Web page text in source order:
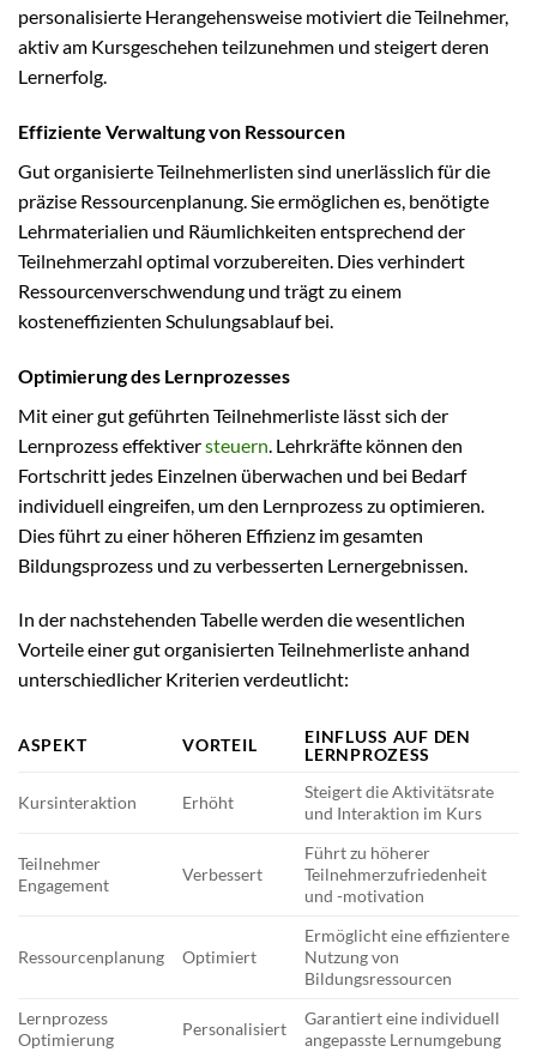
personalisierte Herangehensweise motiviert die Teilnehmer,
aktiv am Kursgeschehen teilzunehmen und steigert deren
Lernerfolg.
Effiziente Verwaltung von Ressourcen
Gut organisierte Teilnehmerlisten sind unerlässlich für die
präzise Ressourcenplanung. Sie ermöglichen es, benötigte
Lehrmaterialien und Räumlichkeiten entsprechend der
Teilnehmerzahl optimal vorzubereiten. Dies verhindert
Ressourcenverschwendung und trägt zu einem
kosteneffizienten Schulungsablauf bei.
Optimierung des Lernprozesses
Mit einer gut geführten Teilnehmerliste lässt sich der
Lernprozess effektiversteuern . Lehrkräfte können den
Fortschritt jedes Einzelnen überwachen und bei Bedarf
individuell eingreifen, um den Lernprozess zu optimieren.
Dies führt zu einer höheren Effizienz im gesamten
Bildungsprozess und zu verbesserten Lernergebnissen.
In der nachstehenden Tabelle werden die wesentlichen
Vorteile einer gut organisierten Teilnehmerliste anhand
unterschiedlicher Kriterien verdeutlicht:
ASPEKT VORTEIL
EINFLUSS AUF DEN
LERNPROZESS
Kursinteraktion Erhöht
Steigert die Aktivitätsrate
und Interaktion im Kurs
Teilnehmer
Engagement
Verbessert
Führt zu höherer
Teilnehmerzufriedenheit
und -motivation
Ressourcenplanung Optimiert
Ermöglicht eine effizientere
Nutzung von
Bildungsressourcen
Lernprozess
Optimierung
Personalisiert
Garantiert eine individuell
angepasste Lernumgebung